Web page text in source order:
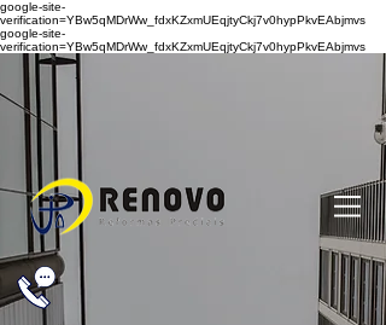
google-site-
verification=YBw5qMDrWw_fdxKZxmUEqjtyCkj7v0hypPkvEAbjmvs
google-site-
verification=YBw5qMDrWw_fdxKZxmUEqjtyCkj7v0hypPkvEAbjmvs